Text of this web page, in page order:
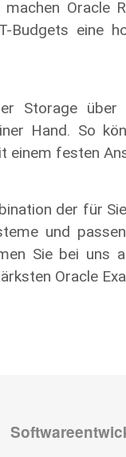
Oracle
Budgets eine
Storage
Hand. So
einem festen
der für
und
Sie bei uns
Oracle